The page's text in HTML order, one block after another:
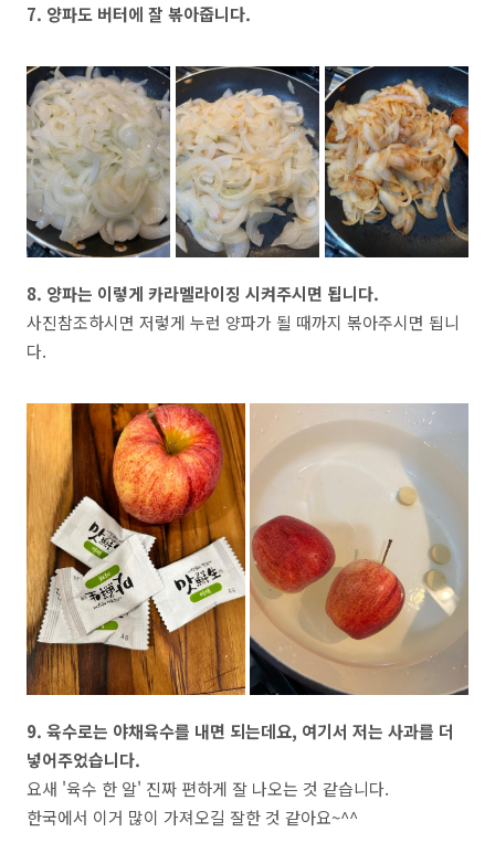
7. 양파도 버터에 잘 볶아줍니다.
8. 양파는 이렇게 카라멜라이징 시켜주시면 됩니다.
사진참조하시면 저렇게 누런 양파가 될 때까지 볶아주시면 됩니
다.
9. 육수로는 야채육수를 내면 되는데요, 여기서 저는 사과를 더
넣어주었습니다.
요새 '육수 한 알' 진짜 편하게 잘 나오는 것 같습니다.
한국에서 이거 많이 가져오길 잘한 것 같아요~^^